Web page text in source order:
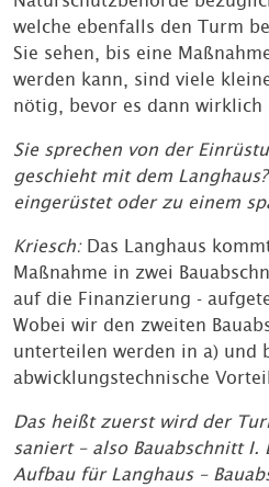
welche ebenfalls den Turm
Sie sehen, bis eine
werden kann, sind viele
nötig, bevor es dann wirklich
Sie sprechen von der
geschieht mit dem
eingerüstet oder zu einem
Kriesch:Das Langhaus
Maßnahme in zwei
auf die Finanzierung -
Wobei wir den zweiten
unterteilen werden in a) und
abwicklungstechnische
Das heißt zuerst wird der
saniert – also Bauabschnitt I.
Aufbau für Langhaus –